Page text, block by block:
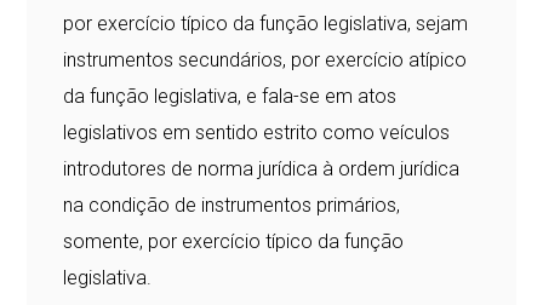
por exercício típico da função legislativa, sejam
instrumentos secundários, por exercício atípico
da função legislativa, e fala-se em atos
legislativos em sentido estrito como veículos
introdutores de norma jurídica à ordem jurídica
na condição de instrumentos primários,
somente, por exercício típico da função
legislativa.